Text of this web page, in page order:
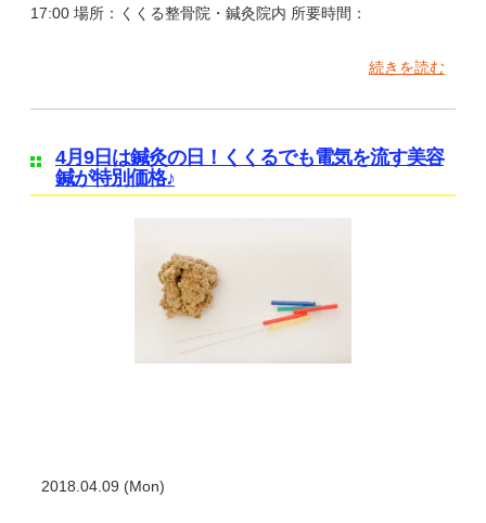
17:00 場所：くくる整骨院・鍼灸院内 所要時間：
続きを読む
4月9日は鍼灸の日！くくるでも電気を流す美容
鍼が特別価格♪
2018.04.09 (Mon)